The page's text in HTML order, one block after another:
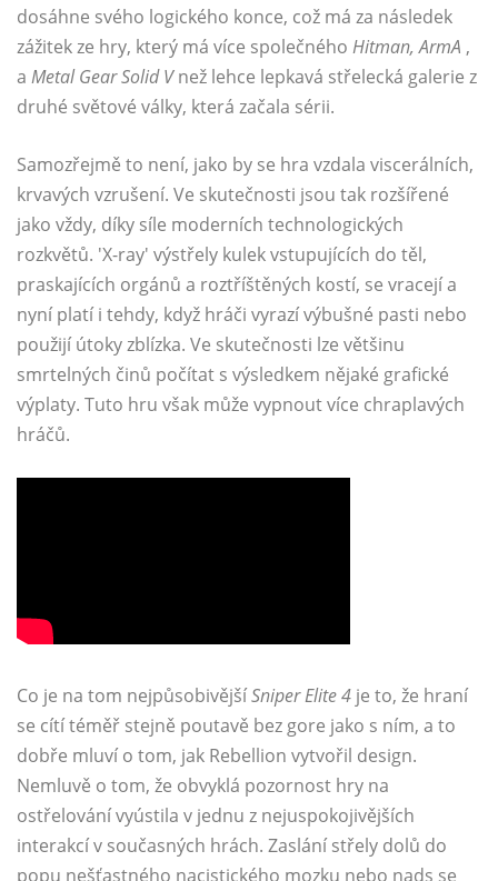
dosáhne svého logického konce, což má za následek
zážitek ze hry, který má více společného Hitman, ArmA ,
a Metal Gear Solid Vnež lehce lepkavá střelecká galerie z
druhé světové války, která začala sérii.
Samozřejmě to není, jako by se hra vzdala viscerálních,
krvavých vzrušení. Ve skutečnosti jsou tak rozšířené
jako vždy, díky síle moderních technologických
rozkvětů. 'X-ray' výstřely kulek vstupujících do těl,
praskajících orgánů a roztříštěných kostí, se vracejí a
nyní platí i tehdy, když hráči vyrazí výbušné pasti nebo
použijí útoky zblízka. Ve skutečnosti lze většinu
smrtelných činů počítat s výsledkem nějaké grafické
výplaty. Tuto hru však může vypnout více chraplavých
hráčů.
Co je na tom nejpůsobivějšíSniper Elite 4 je to, že hraní
se cítí téměř stejně poutavě bez gore jako s ním, a to
dobře mluví o tom, jak Rebellion vytvořil design.
Nemluvě o tom, že obvyklá pozornost hry na
ostřelování vyústila v jednu z nejuspokojivějších
interakcí v současných hrách. Zaslání střely dolů do
popu nešťastného nacistického mozku nebo nads se